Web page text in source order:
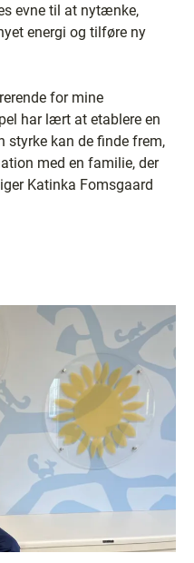
evne til at nytænke,
energi og tilføre ny
for mine
har lært at etablere en
styrke kan de finde frem,
med en familie, der
Katinka Fomsgaard